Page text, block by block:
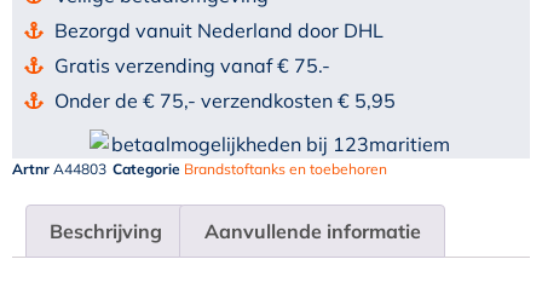
Bezorgd vanuit Nederland door DHL
Gratis verzending vanaf € 75.-
Onder de € 75,- verzendkosten € 5,95
Artnr A44803 Categorie Brandstoftanks en toebehoren
Beschrijving Aanvullende informatie